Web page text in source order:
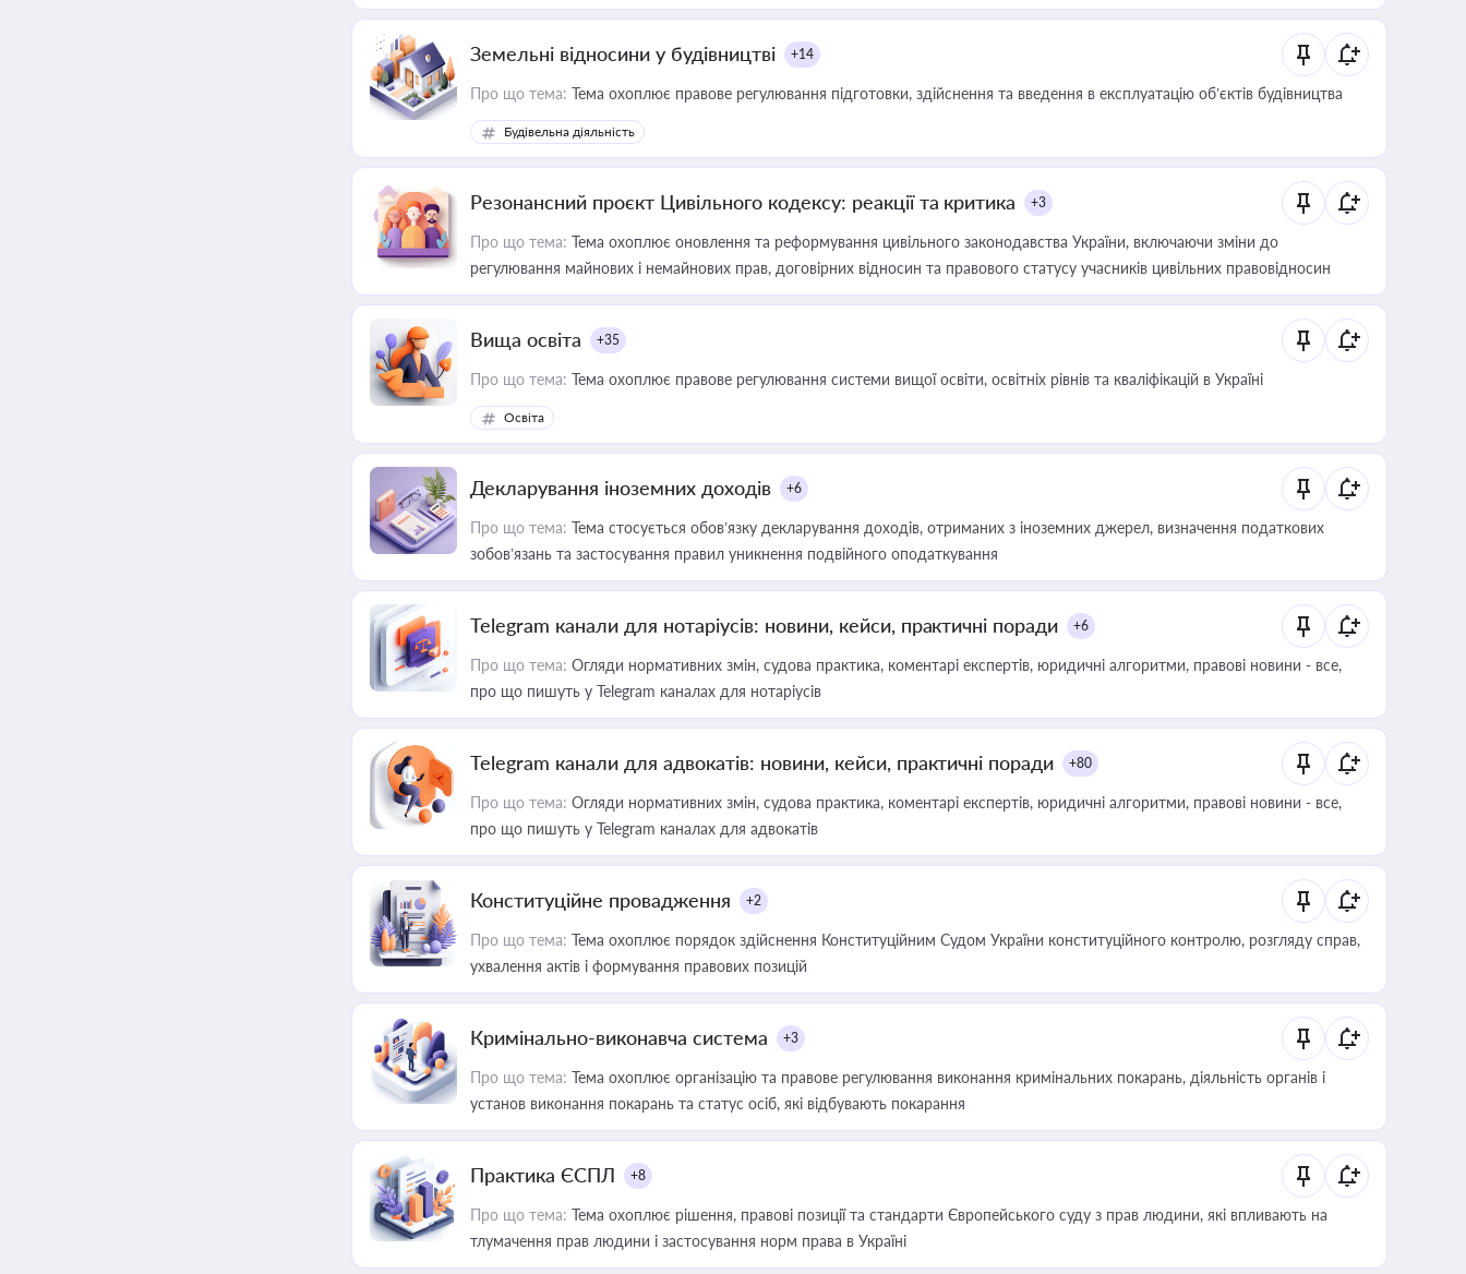
Земельні відносини у будівництві +14
Про що тема: Тема охоплює правове регулювання підготовки, здійснення та введення в експлуатацію об’єктів будівництва
Будівельна діяльність
Резонансний проєкт Цивільного кодексу: реакції та критика +3
Про що тема: Тема охоплює оновлення та реформування цивільного законодавства України, включаючи зміни до
регулювання майнових і немайнових прав, договірних відносин та правового статусу учасників цивільних правовідносин
Вища освіта +35
Про що тема: Тема охоплює правове регулювання системи вищої освіти, освітніх рівнів та кваліфікацій в Україні
Освіта
Декларування іноземних доходів +6
Про що тема: Тема стосується обов’язку декларування доходів, отриманих з іноземних джерел, визначення податкових
зобов’язань та застосування правил уникнення подвійного оподаткування
Telegram канали для нотаріусів: новини, кейси, практичні поради +6
Про що тема: Огляди нормативних змін, судова практика, коментарі експертів, юридичні алгоритми, правові новини - все,
про що пишуть у Telegram каналах для нотаріусів
Telegram канали для адвокатів: новини, кейси, практичні поради +80
Про що тема: Огляди нормативних змін, судова практика, коментарі експертів, юридичні алгоритми, правові новини - все,
про що пишуть у Telegram каналах для адвокатів
Конституційне провадження +2
Про що тема: Тема охоплює порядок здійснення Конституційним Судом України конституційного контролю, розгляду справ,
ухвалення актів і формування правових позицій
Кримінально-виконавча система +3
Про що тема: Тема охоплює організацію та правове регулювання виконання кримінальних покарань, діяльність органів і
установ виконання покарань та статус осіб, які відбувають покарання
Практика ЄСПЛ +8
Про що тема: Тема охоплює рішення, правові позиції та стандарти Європейського суду з прав людини, які впливають на
тлумачення прав людини і застосування норм права в Україні